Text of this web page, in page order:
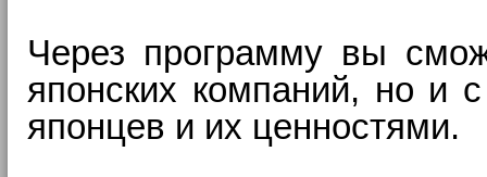
Через программу вы
японских компаний, но и
японцев и их ценностями.